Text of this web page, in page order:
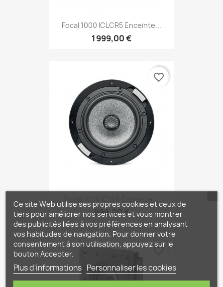
Focal 1000 ICLCR5 Enceinte...
1 999,00 €
999,00 €
favorite_border
favorite_border
Ce site Web utilise ses propres cookies et ceux de
tiers pour améliorer nos services et vous montrer
des publicités liées à vos préférences en analysant
vos habitudes de navigation. Pour donner votre
consentement à son utilisation, appuyez sur le
bouton Accepter.
Plus d'informations Personnaliser les cookies